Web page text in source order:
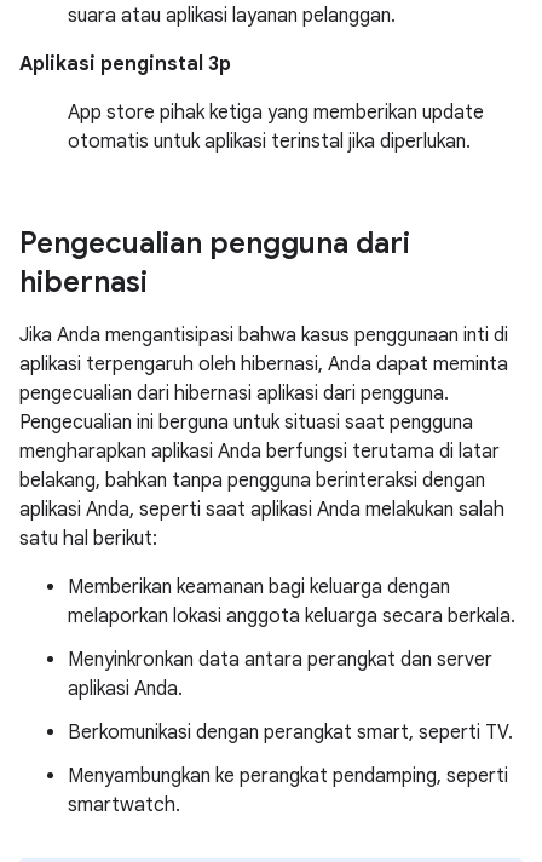
suara atau aplikasi layanan pelanggan.
Aplikasi penginstal 3p
App store pihak ketiga yang memberikan update
otomatis untuk aplikasi terinstal jika diperlukan.
Pengecualian pengguna dari
hibernasi
Jika Anda mengantisipasi bahwa kasus penggunaan inti di
aplikasi terpengaruh oleh hibernasi, Anda dapat meminta
pengecualian dari hibernasi aplikasi dari pengguna.
Pengecualian ini berguna untuk situasi saat pengguna
mengharapkan aplikasi Anda berfungsi terutama di latar
belakang, bahkan tanpa pengguna berinteraksi dengan
aplikasi Anda, seperti saat aplikasi Anda melakukan salah
satu hal berikut:
Memberikan keamanan bagi keluarga dengan
melaporkan lokasi anggota keluarga secara berkala.
Menyinkronkan data antara perangkat dan server
aplikasi Anda.
Berkomunikasi dengan perangkat smart, seperti TV.
Menyambungkan ke perangkat pendamping, seperti
smartwatch.